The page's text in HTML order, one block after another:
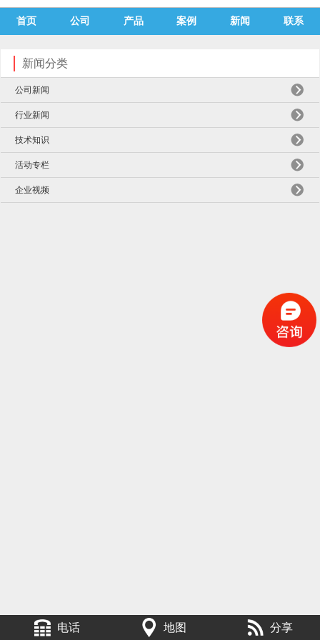
首页 公司 产品 案例 新闻 联系
新闻分类
公司新闻
行业新闻
技术知识
活动专栏
企业视频
电话 地图 分享